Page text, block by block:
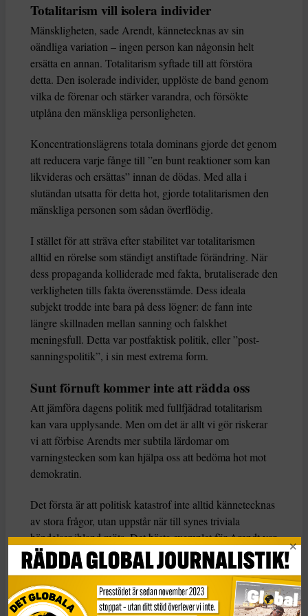
Totalitarism vill isolera individer
Mänskligheten, sade Arendt, kännetecknas av sin
oändliga variation – ingen person kan någonsin helt
ersätta en annan. Totalitarism syftade till att förstöra
detta. Den isolerade individer, upplöste de band genom
vilka de förenar och stärker varandra, och försökte
utplåna den mänskliga personligheten.
Koncentrationslägrens totala dominans gjorde det genom
att reducera varje fånge till ”en bunt reaktioner som kan
likvideras och ersättas” innan de dödas. Med alla i
slutändan utsatta för detta hot, gjorde totalitarismen den
mänskliga personen som sådan överflödig.
I stället för att sträva efter stabilitet var totalitarismen
alltid en rörelse som ständigt anstiftade förändring. När
dess propaganda kolliderade med fakta, brutaliserade den
verkligheten tills fakta överensstämde. Dess ideala
subjekt trodde inte bara på dess lögner: de fann inte
längre skillnaden mellan sanning och falskhet
meningsfull. Detta var postfaktisk politik, eller ”post-
sanningspolitik”, i sin mest extrema form.
Sunt förnuft kommer inte att rädda oss
Att jämföra dagens politik med fullfjädrad totalitarism
kan vara upplysande. Men om det är allt vi gör riskerar
vi att förbise Arendts mer subtila lärdomar om
varningstecken som kan hjälpa oss att bedöma hot mot
demokratin.
Det första är att politisk katastrof inte alltid kännetecknas
av stora frågor, utan uppstår när till synes triviala
händelser ibland möts. Det bästa exemplet för Arendt var
politisk antisemitism. Under 1800-talet var det bara
grupper av galenpannor i marginalen som omfamnade
den. På 1930-talet drev den världspolitiken.